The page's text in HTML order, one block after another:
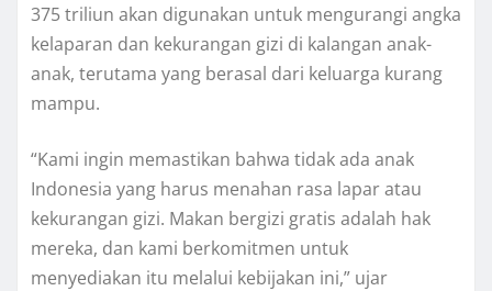
375 triliun akan digunakan untuk mengurangi angka
kelaparan dan kekurangan gizi di kalangan anak-
anak, terutama yang berasal dari keluarga kurang
mampu.
“Kami ingin memastikan bahwa tidak ada anak
Indonesia yang harus menahan rasa lapar atau
kekurangan gizi. Makan bergizi gratis adalah hak
mereka, dan kami berkomitmen untuk
menyediakan itu melalui kebijakan ini,” ujar